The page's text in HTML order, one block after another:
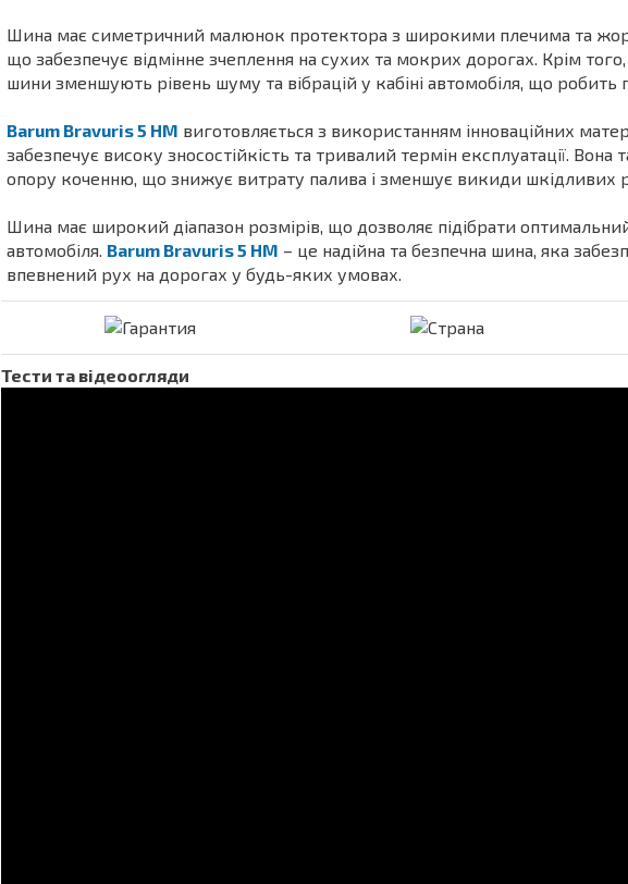
Шина має симетричний малюнок протектора з широкими плечима та
що забезпечує відмінне зчеплення на сухих та мокрих дорогах. Крім
шини зменшують рівень шуму та вібрацій у кабіні автомобіля, що
Barum Bravuris 5 HM виготовляється з використанням інноваційних
забезпечує високу зносостійкість та тривалий термін експлуатації.
опору коченню, що знижує витрату палива і зменшує викиди шкідливих
Шина має широкий діапазон розмірів, що дозволяє підібрати
автомобіля. Barum Bravuris 5 HM – це надійна та безпечна шина, яка
впевнений рух на дорогах у будь-яких умовах.
Тести та відеоогляди